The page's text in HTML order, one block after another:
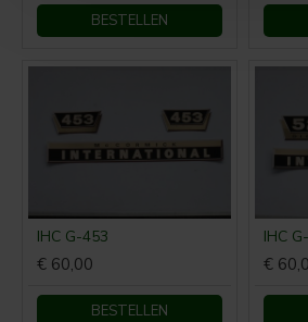
BESTELLEN
IHC G-453
€ 60,00
BESTELLEN
IHC
€